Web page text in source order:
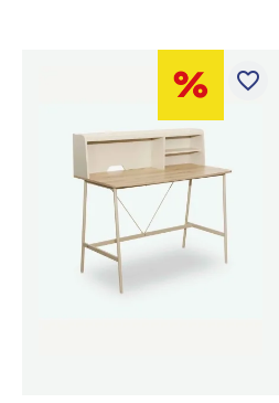
favorite_border